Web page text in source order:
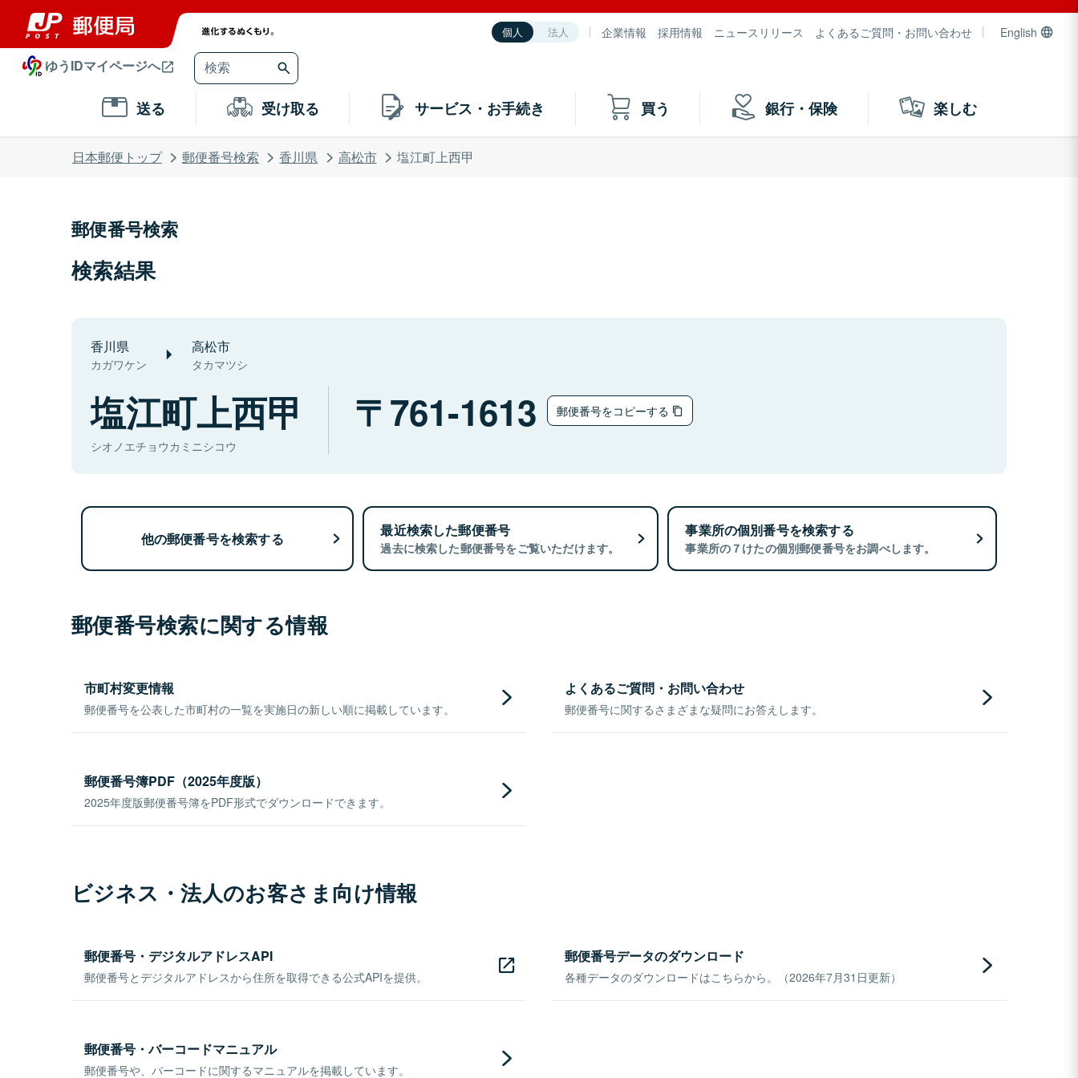
個人 法人 企業情報 採用情報 ニュースリリース よくあるご質問・お問い合わせ English
ゆうIDマイページへ
送る 受け取る サービス・お手続き 買う 銀行・保険 楽しむ
日本郵便トップ 郵便番号検索 香川県 高松市 塩江町上西甲
郵便番号検索
検索結果
香川県
カガワケン
高松市
タカマツシ
塩江町上西甲
シオノエチョウカミニシコウ
761-1613 郵便番号をコピーする
他の郵便番号を検索する 最近検索した郵便番号
過去に検索した郵便番号をご覧いただけます。
事業所の個別番号を検索する
事業所の７けたの個別郵便番号をお調べします。
郵便番号検索に関する情報
市町村変更情報
郵便番号を公表した市町村の一覧を実施日の新しい順に掲載しています。
よくあるご質問・お問い合わせ
郵便番号に関するさまざまな疑問にお答えします。
郵便番号簿PDF（2025年度版）
2025年度版郵便番号簿をPDF形式でダウンロードできます。
ビジネス・法人のお客さま向け情報
郵便番号・デジタルアドレスAPI
郵便番号とデジタルアドレスから住所を取得できる公式APIを提供。
郵便番号データのダウンロード
各種データのダウンロードはこちらから。（2026年7月31日更新）
郵便番号・バーコードマニュアル
郵便番号や、バーコードに関するマニュアルを掲載しています。